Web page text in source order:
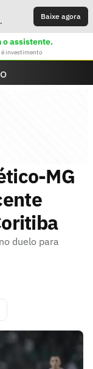
Baixe agora
o assistente.
é investimento
MG
duelo para